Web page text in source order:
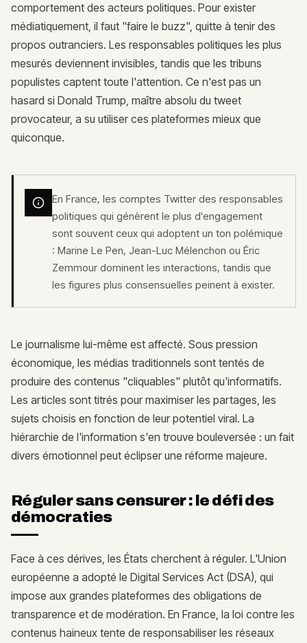
comportement des acteurs politiques. Pour exister
médiatiquement, il faut "faire le buzz", quitte à tenir des
propos outranciers. Les responsables politiques les plus
mesurés deviennent invisibles, tandis que les tribuns
populistes captent toute l'attention. Ce n'est pas un
hasard si Donald Trump, maître absolu du tweet
provocateur, a su utiliser ces plateformes mieux que
quiconque.
En France, les comptes Twitter des responsables
politiques qui génèrent le plus d'engagement
sont souvent ceux qui adoptent un ton polémique
: Marine Le Pen, Jean-Luc Mélenchon ou Éric
Zemmour dominent les interactions, tandis que
les figures plus consensuelles peinent à exister.
Le journalisme lui-même est affecté. Sous pression
économique, les médias traditionnels sont tentés de
produire des contenus "cliquables" plutôt qu'informatifs.
Les articles sont titrés pour maximiser les partages, les
sujets choisis en fonction de leur potentiel viral. La
hiérarchie de l'information s'en trouve bouleversée : un fait
divers émotionnel peut éclipser une réforme majeure.
Réguler sans censurer : le défi des
démocraties
Face à ces dérives, les États cherchent à réguler. L'Union
européenne a adopté le Digital Services Act (DSA), qui
impose aux grandes plateformes des obligations de
transparence et de modération. En France, la loi contre les
contenus haineux tente de responsabiliser les réseaux